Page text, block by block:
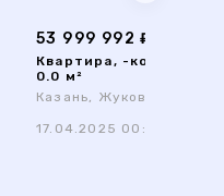
53 999 992 ₽
Квартира, -комн,
0.0 м²
Казань, Жуковского 26
17.04.2025 00:50